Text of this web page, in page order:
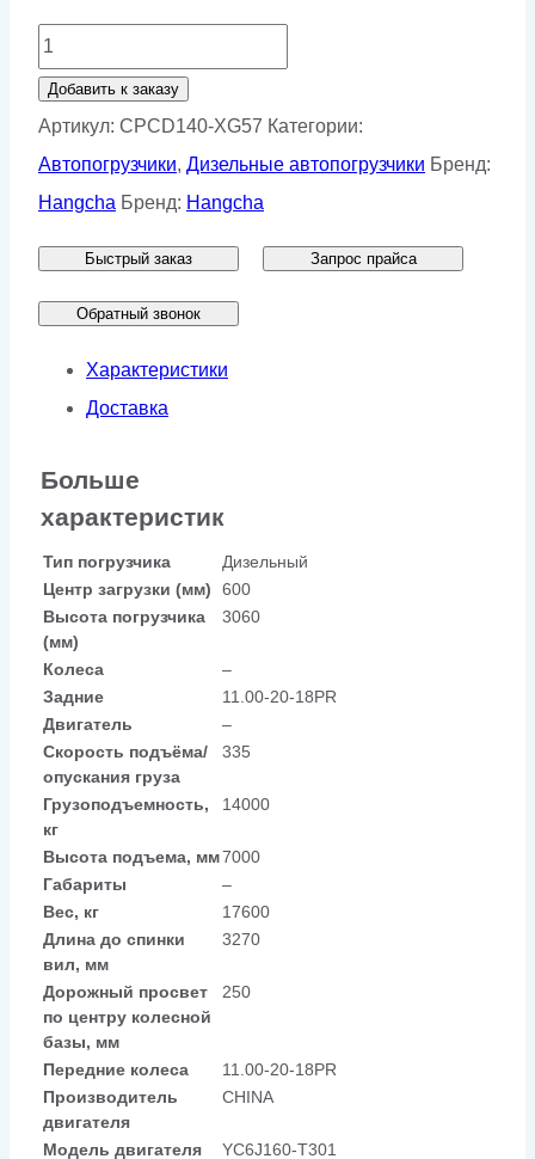
Количество
товара
Дизельный
погрузчик
Hangcha
XG57
Добавить к заказу
Артикул: CPCD140-XG57 Категории:
Автопогрузчики, Дизельные автопогрузчики Бренд:
Hangcha Бренд: Hangcha
Быстрый заказ Запрос прайса
Обратный звонок
Характеристики
Доставка
Больше
характеристик
Тип погрузчика
Дизельный
Центр загрузки (мм)
600
Высота погрузчика
(мм)
3060
Колеса
–
Задние
11.00-20-18PR
Двигатель
–
Скорость подъёма/
опускания груза
335
Грузоподъемность,
кг
14000
Высота подъема, мм7000
Габариты
–
Вес, кг
17600
Длина до спинки
вил, мм
3270
Дорожный просвет
по центру колесной
базы, мм
250
Передние колеса
11.00-20-18PR
Производитель
двигателя
CHINA
Модель двигателя YC6J160-T301